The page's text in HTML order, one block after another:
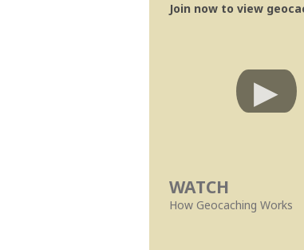
Join now to view
WATCH
How Geocaching Works